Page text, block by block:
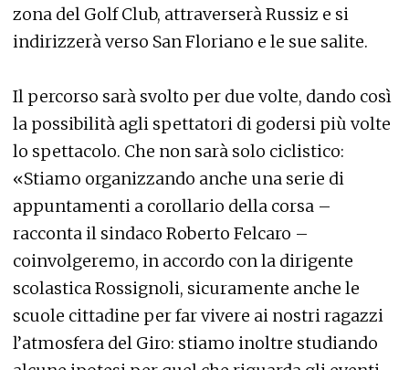
zona del Golf Club, attraverserà Russiz e si
indirizzerà verso San Floriano e le sue salite.
Il percorso sarà svolto per due volte, dando così
la possibilità agli spettatori di godersi più volte
lo spettacolo. Che non sarà solo ciclistico:
«Stiamo organizzando anche una serie di
appuntamenti a corollario della corsa –
racconta il sindaco Roberto Felcaro –
coinvolgeremo, in accordo con la dirigente
scolastica Rossignoli, sicuramente anche le
scuole cittadine per far vivere ai nostri ragazzi
l’atmosfera del Giro: stiamo inoltre studiando